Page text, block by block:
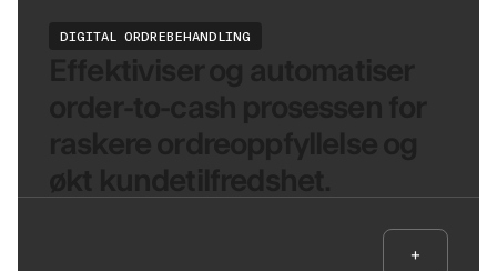
DIGITAL ORDREBEHANDLING
+